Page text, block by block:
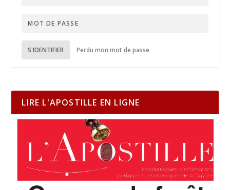
S'IDENTIFIER Perdu mon mot de passe
LIRE L'APOSTILLE EN LIGNE